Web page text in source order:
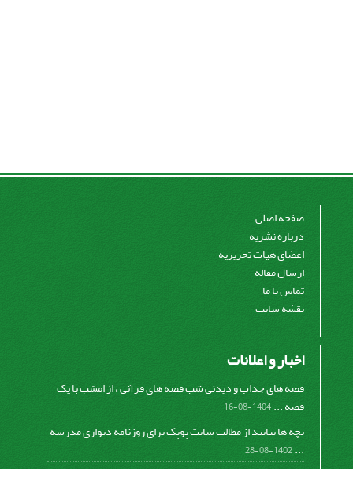
صفحه اصلی
درباره نشریه
اعضای هیات تحریریه
ارسال مقاله
تماس با ما
نقشه سایت
اخبار و اعلانات
قصه های جذاب و دیدنی شب قصه های قرآنی ، از امشب با یک
قصه ...1404-08-16
بچه ها بیایید از مطالب سایت پوپک برای روزنامه دیواری مدرسه
...
1402-08-28